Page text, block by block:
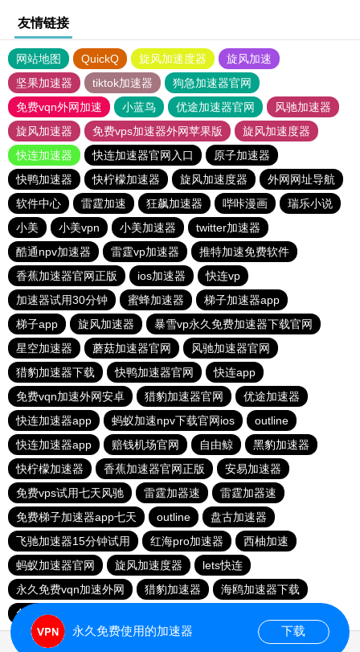
友情链接
网站地图 QuickQ 旋风加速度器
旋风加速
坚果加速器
tiktok加速器
狗急加速器官网
免费vqn外网加速
小蓝鸟 优途加速器官网
风驰加速器
旋风加速器
免费vps加速器外网苹果版
旋风加速度器
快连加速器
快连加速器官网入口
原子加速器
快鸭加速器
快柠檬加速器 旋风加速度器
外网网址导航
软件中心
雷霆加速 狂飙加速器 哔咔漫画
瑞乐小说
小美
小美vpn 小美加速器
twitter加速器
酷通npv加速器
雷霆vp加速器
推特加速免费软件
香蕉加速器官网正版
ios加速器
快连vp
加速器试用30分钟
蜜蜂加速器
梯子加速器app
梯子app
旋风加速器
暴雪vp永久免费加速器下载官网
星空加速器
蘑菇加速器官网
风驰加速器官网
猎豹加速器下载
快鸭加速器官网
快连app
免费vqn加速外网安卓
猎豹加速器官网
优途加速器
快连加速器app
蚂蚁加速npv下载官网ios
outline
快连加速器app
赔钱机场官网 自由鲸
黑豹加速器
快柠檬加速器
香蕉加速器官网正版
安易加速器
免费vps试用七天风驰
雷霆加器速
雷霆加器速
免费梯子加速器app七天
outline
盘古加速器
飞驰加速器15分钟试用
红海pro加速器
西柚加速
蚂蚁加速器官网
旋风加速度器
lets快连
永久免费vqn加速外网
猎豹加速器
海鸥加速器下载
免费vqn加速
永久免费使用的加速器 下载